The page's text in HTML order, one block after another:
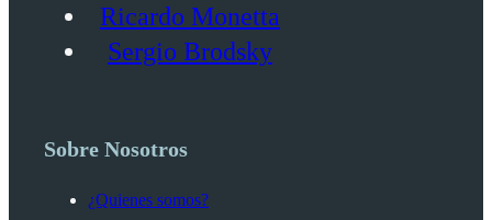
Ricardo Monetta
Sergio Brodsky
Sobre Nosotros
¿Quienes somos?